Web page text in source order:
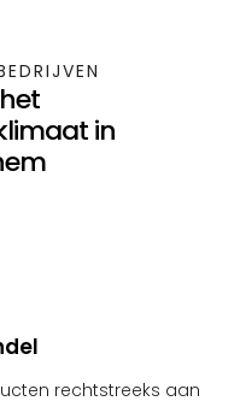
in
rechtstreeks aan